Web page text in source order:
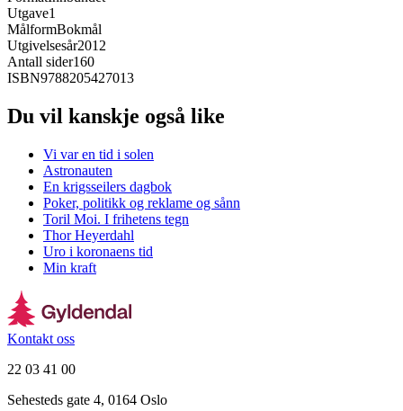
Utgave1
MålformBokmål
Utgivelsesår2012
Antall sider160
ISBN9788205427013
Du vil kanskje også like
Vi var en tid i solen
Astronauten
En krigsseilers dagbok
Poker, politikk og reklame og sånn
Toril Moi. I frihetens tegn
Thor Heyerdahl
Uro i koronaens tid
Min kraft
Kontakt oss
22 03 41 00
Sehesteds gate 4, 0164 Oslo